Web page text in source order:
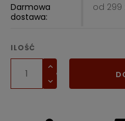
Darmowa
dostawa:
od 299
ILOŚĆ